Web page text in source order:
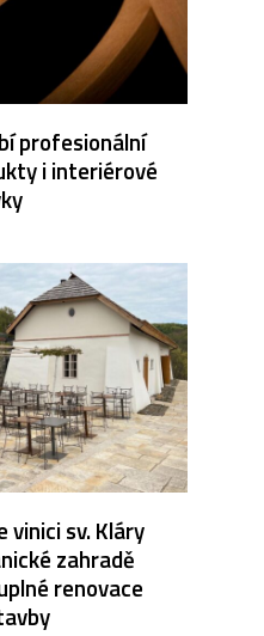
profesionální
i interiérové
vinici sv. Kláry
zahradě
renovace